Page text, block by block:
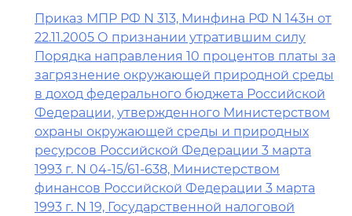
Приказ МПР РФ N 313, Минфина РФ N 143н от
22.11.2005 О признании утратившим силу
Порядка направления 10 процентов платы за
загрязнение окружающей природной среды
в доход федерального бюджета Российской
Федерации, утвержденного Министерством
охраны окружающей среды и природных
ресурсов Российской Федерации 3 марта
1993 г. N 04-15/61-638, Министерством
финансов Российской Федерации 3 марта
1993 г. N 19, Государственной налоговой